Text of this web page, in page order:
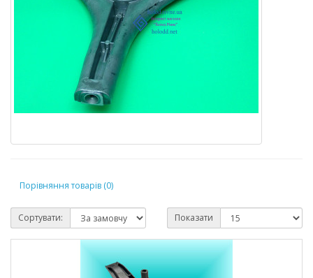
Порівняння товарів (0)
Сортувати: Показати